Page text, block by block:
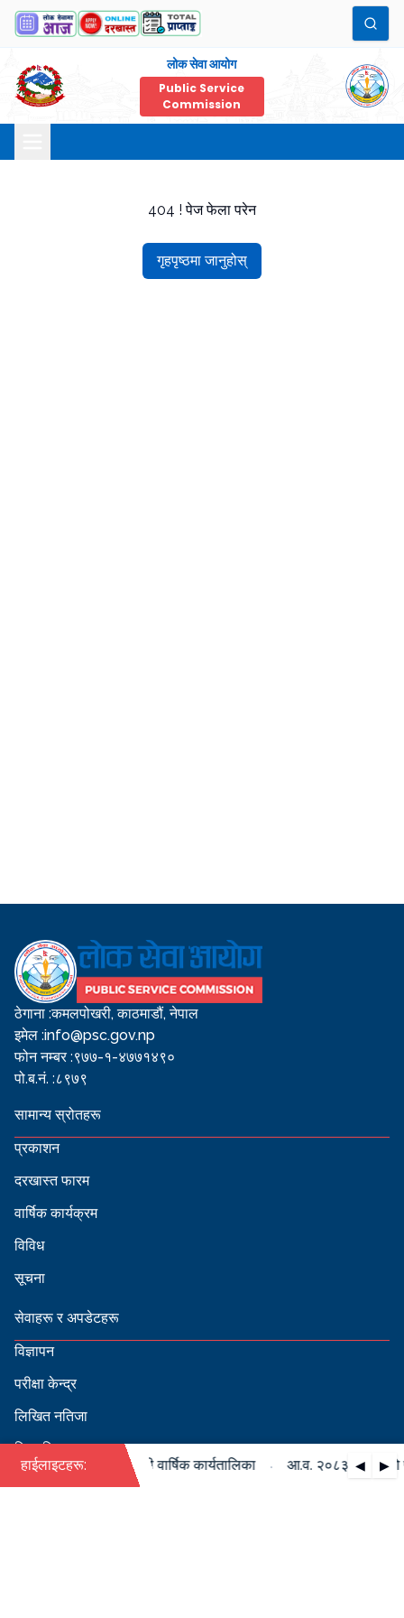
लोक सेवा आयोग
Public Service
Commission
404 ! पेज फेला परेन
गृहपृष्ठमा जानुहोस्
ठेगाना :कमलपोखरी, काठमाडौं, नेपाल
इमेल :info@psc.gov.np
फोन नम्बर :९७७-१-४७७१४९०
पो.ब.नं. :८९७९
सामान्य स्रोतहरू
प्रकाशन
दरखास्त फारम
वार्षिक कार्यक्रम
विविध
सूचना
सेवाहरू र अपडेटहरू
विज्ञापन
परीक्षा केन्द्र
लिखित नतिजा
सिफारिस
हाईलाइटहरू: ◀ ▶
०८४ को पदपूर्ति सम्बन्धी वार्षिक कार्यतालिका आ.व. २०८३/०८४ को